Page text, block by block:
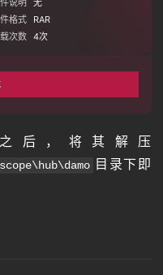
说明
无
格式
RAR
次数 4次
后，将其解压
目录下即